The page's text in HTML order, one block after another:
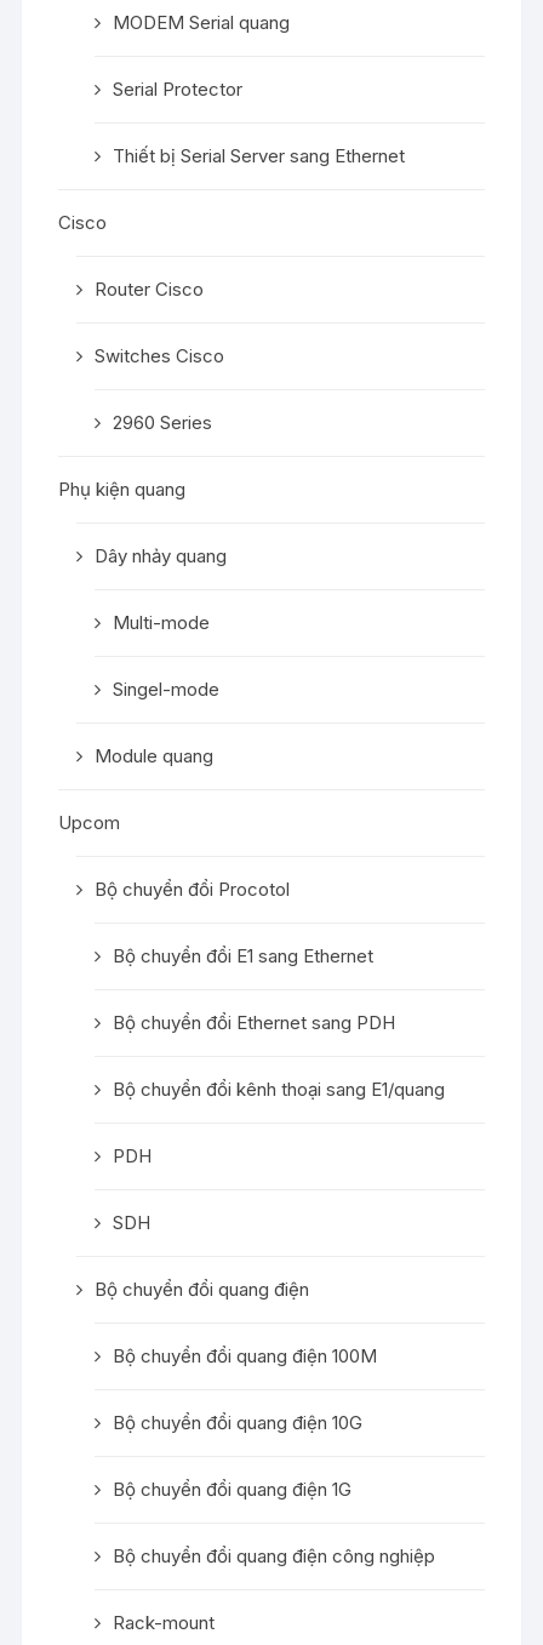
MODEM Serial quang
Serial Protector
Thiết bị Serial Server sang Ethernet
Cisco
Router Cisco
Switches Cisco
2960 Series
Phụ kiện quang
Dây nhảy quang
Multi-mode
Singel-mode
Module quang
Upcom
Bộ chuyển đổi Procotol
Bộ chuyển đổi E1 sang Ethernet
Bộ chuyển đổi Ethernet sang PDH
Bộ chuyển đổi kênh thoại sang E1/quang
PDH
SDH
Bộ chuyển đổi quang điện
Bộ chuyển đổi quang điện 100M
Bộ chuyển đổi quang điện 10G
Bộ chuyển đổi quang điện 1G
Bộ chuyển đổi quang điện công nghiệp
Rack-mount